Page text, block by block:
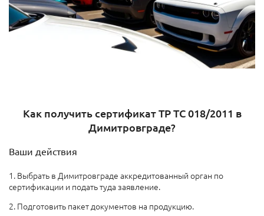
Как получить сертификат ТР ТС 018/2011 в
Димитровграде?
Ваши действия
1. Выбрать в Димитровграде аккредитованный орган по
сертификации и подать туда заявление.
2. Подготовить пакет документов на продукцию.